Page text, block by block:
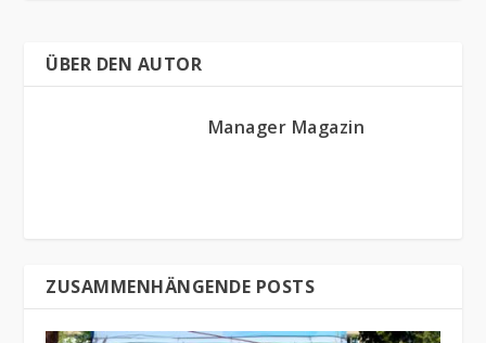
ÜBER DEN AUTOR
Manager Magazin
ZUSAMMENHÄNGENDE POSTS